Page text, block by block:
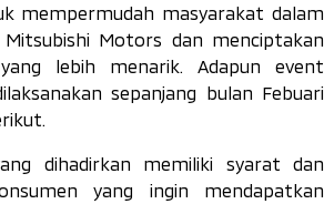
mempermudah masyarakat dalam
Motors dan menciptakan
lebih menarik. Adapun event
sepanjang bulan Febuari
dihadirkan memiliki syarat dan
yang ingin mendapatkan